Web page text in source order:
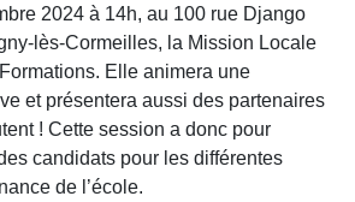
2024 à 14h, au 100 rue Django
lès-Cormeilles, la Mission Locale
Elle animera une
et présentera aussi des partenaires
! Cette session a donc pour
candidats pour les différentes
de l’école.